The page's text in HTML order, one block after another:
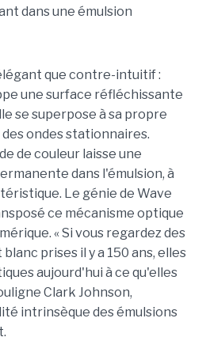
dans une émulsion
que contre-intuitif :
une surface réfléchissante
se superpose à sa propre
ondes stationnaires.
de couleur laisse une
dans l'émulsion, à
Le génie de Wave
ce mécanisme optique
« Si vous regardez des
prises il y a 150 ans, elles
aujourd'hui à ce qu'elles
Clark Johnson,
intrinsèque des émulsions